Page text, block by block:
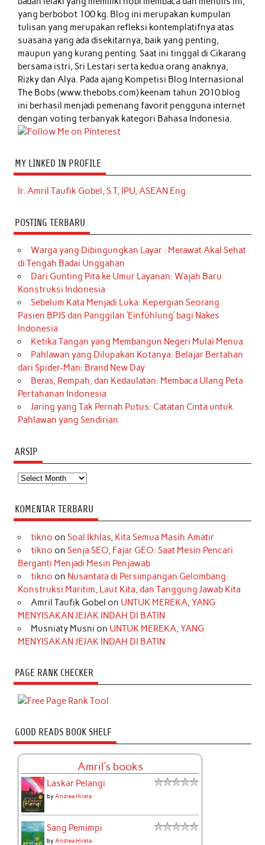
yang berbobot 100 kg. Blog ini merupakan kumpulan
tulisan yang merupakan refleksi kontemplatifnya atas
suasana yang ada disekitarnya, baik yang penting,
maupun yang kurang penting. Saat ini tinggal di Cikarang
bersama istri, Sri Lestari serta kedua orang anaknya,
Rizky dan Alya. Pada ajang Kompetisi Blog Internasional
The Bobs (www.thebobs.com) keenam tahun 2010 blog
ini berhasil menjadi pemenang favorit pengguna internet
dengan voting terbanyak kategori Bahasa Indonesia.
MY LINKED IN PROFILE
Ir. Amril Taufik Gobel, S.T, IPU, ASEAN Eng.
POSTING TERBARU
Warga yang Dibingungkan Layar : Merawat Akal Sehat
di Tengah Badai Unggahan
Dari Gunting Pita ke Umur Layanan: Wajah Baru
Konstruksi Indonesia
Sebelum Kata Menjadi Luka: Kepergian Seorang
Pasien BPJS dan Panggilan ‘Einfühlung’ bagi Nakes
Indonesia
Ketika Tangan yang Membangun Negeri Mulai Menua
Pahlawan yang Dilupakan Kotanya: Belajar Bertahan
dari Spider-Man: Brand New Day
Beras, Rempah, dan Kedaulatan: Membaca Ulang Peta
Pertahanan Indonesia
Jaring yang Tak Pernah Putus: Catatan Cinta untuk
Pahlawan yang Sendirian
ARSIP
Arsip
KOMENTAR TERBARU
tikno on Soal Ikhlas, Kita Semua Masih Amatir
tikno on Senja SEO, Fajar GEO: Saat Mesin Pencari
Berganti Menjadi Mesin Penjawab
tikno on Nusantara di Persimpangan Gelombang:
Konstruksi Maritim, Laut Kita, dan Tanggung Jawab Kita
Amril Taufik Gobel on UNTUK MEREKA, YANG
MENYISAKAN JEJAK INDAH DI BATIN
Musniaty Musni on UNTUK MEREKA, YANG
MENYISAKAN JEJAK INDAH DI BATIN
PAGE RANK CHECKER
GOOD READS BOOK SHELF
Amril's books
Laskar Pelangi
byAndrea Hirata
Sang Pemimpi
byAndrea Hirata